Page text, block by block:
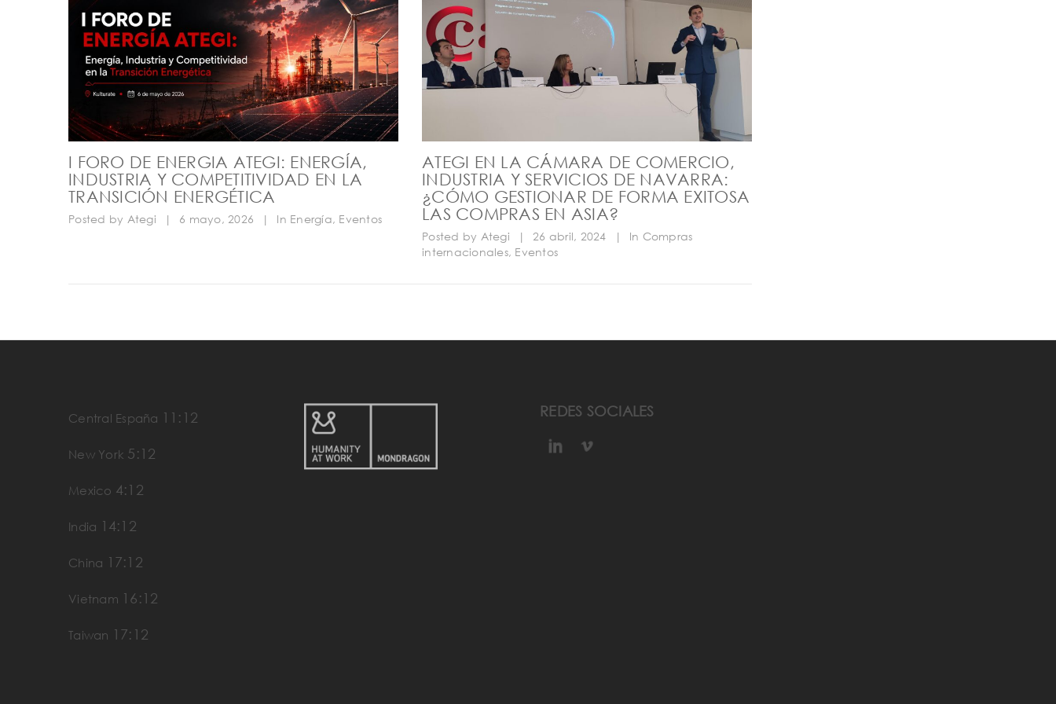
I FORO DE ENERGIA ATEGI: ENERGÍA,
INDUSTRIA Y COMPETITIVIDAD EN LA
TRANSICIÓN ENERGÉTICA
Posted by Ategi | 6 mayo, 2026 | In Energía, Eventos
ATEGI EN LA CÁMARA DE COMERCIO,
INDUSTRIA Y SERVICIOS DE NAVARRA:
¿CÓMO GESTIONAR DE FORMA EXITOSA
LAS COMPRAS EN ASIA?
Posted by Ategi | 26 abril, 2024 | In Compras
internacionales, Eventos
Central España 11:12
New York 5:12
Mexico 4:12
India 14:12
China 17:12
Vietnam 16:12
Taiwan 17:12
REDES SOCIALES